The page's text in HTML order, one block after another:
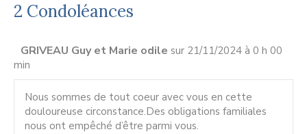
2 Condoléances
GRIVEAU Guy et Marie odile sur 21/11/2024 à 0 h 00
min
Nous sommes de tout coeur avec vous en cette
douloureuse circonstance.Des obligations familiales
nous ont empêché d’être parmi vous.